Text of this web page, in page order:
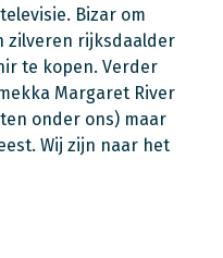
Bizar om
zilveren rijksdaalder
te kopen. Verder
Margaret River
onder ons) maar
Wij zijn naar het